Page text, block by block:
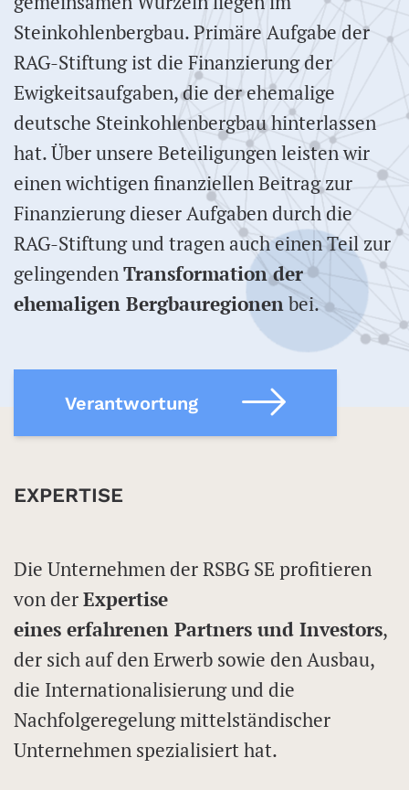
Steinkohlenbergbau. Primäre Aufgabe der
RAG-Stiftung ist die Finanzierung der
Ewigkeitsaufgaben, die der ehemalige
deutsche Steinkohlenbergbau hinterlassen
hat. Über unsere Beteiligungen leisten wir
einen wichtigen finanziellen Beitrag zur
Finanzierung dieser Aufgaben durch die
RAG-Stiftung und tragen auch einen Teil zur
gelingendenTransformation der
ehemaligen Bergbauregionenbei.
Verantwortung
EXPERTISE
Die Unternehmen der RSBG SE profitieren
von derExpertise
eines erfahrenen Partners und Investors,
der sich auf den Erwerb sowie den Ausbau,
die Internationalisierung und die
Nachfolgeregelung mittelständischer
Unternehmen spezialisiert hat.